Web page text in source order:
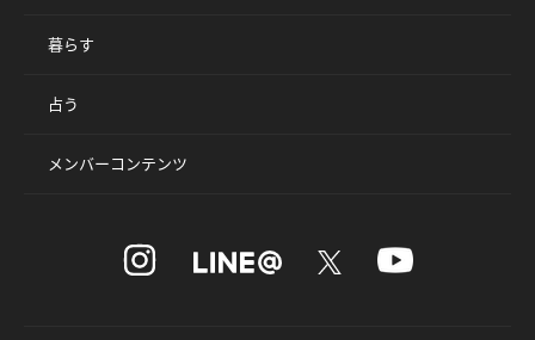
暮らす
占う
メンバーコンテンツ